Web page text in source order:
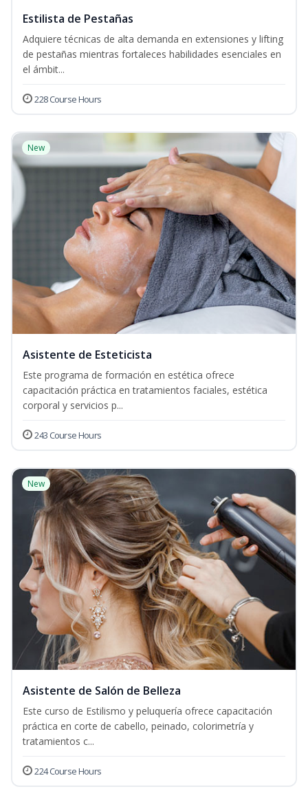
Estilista de Pestañas
Adquiere técnicas de alta demanda en extensiones y lifting
de pestañas mientras fortaleces habilidades esenciales en
el ámbit...
228 Course Hours
New
Asistente de Esteticista
Este programa de formación en estética ofrece
capacitación práctica en tratamientos faciales, estética
corporal y servicios p...
243 Course Hours
New
Asistente de Salón de Belleza
Este curso de Estilismo y peluquería ofrece capacitación
práctica en corte de cabello, peinado, colorimetría y
tratamientos c...
224 Course Hours